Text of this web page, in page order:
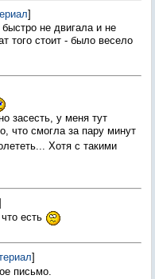
]
не двигала и не
того стоит - было весело
засесть, у меня тут
что смогла за пару минут
Хотя с такими
есть
]
письмо.